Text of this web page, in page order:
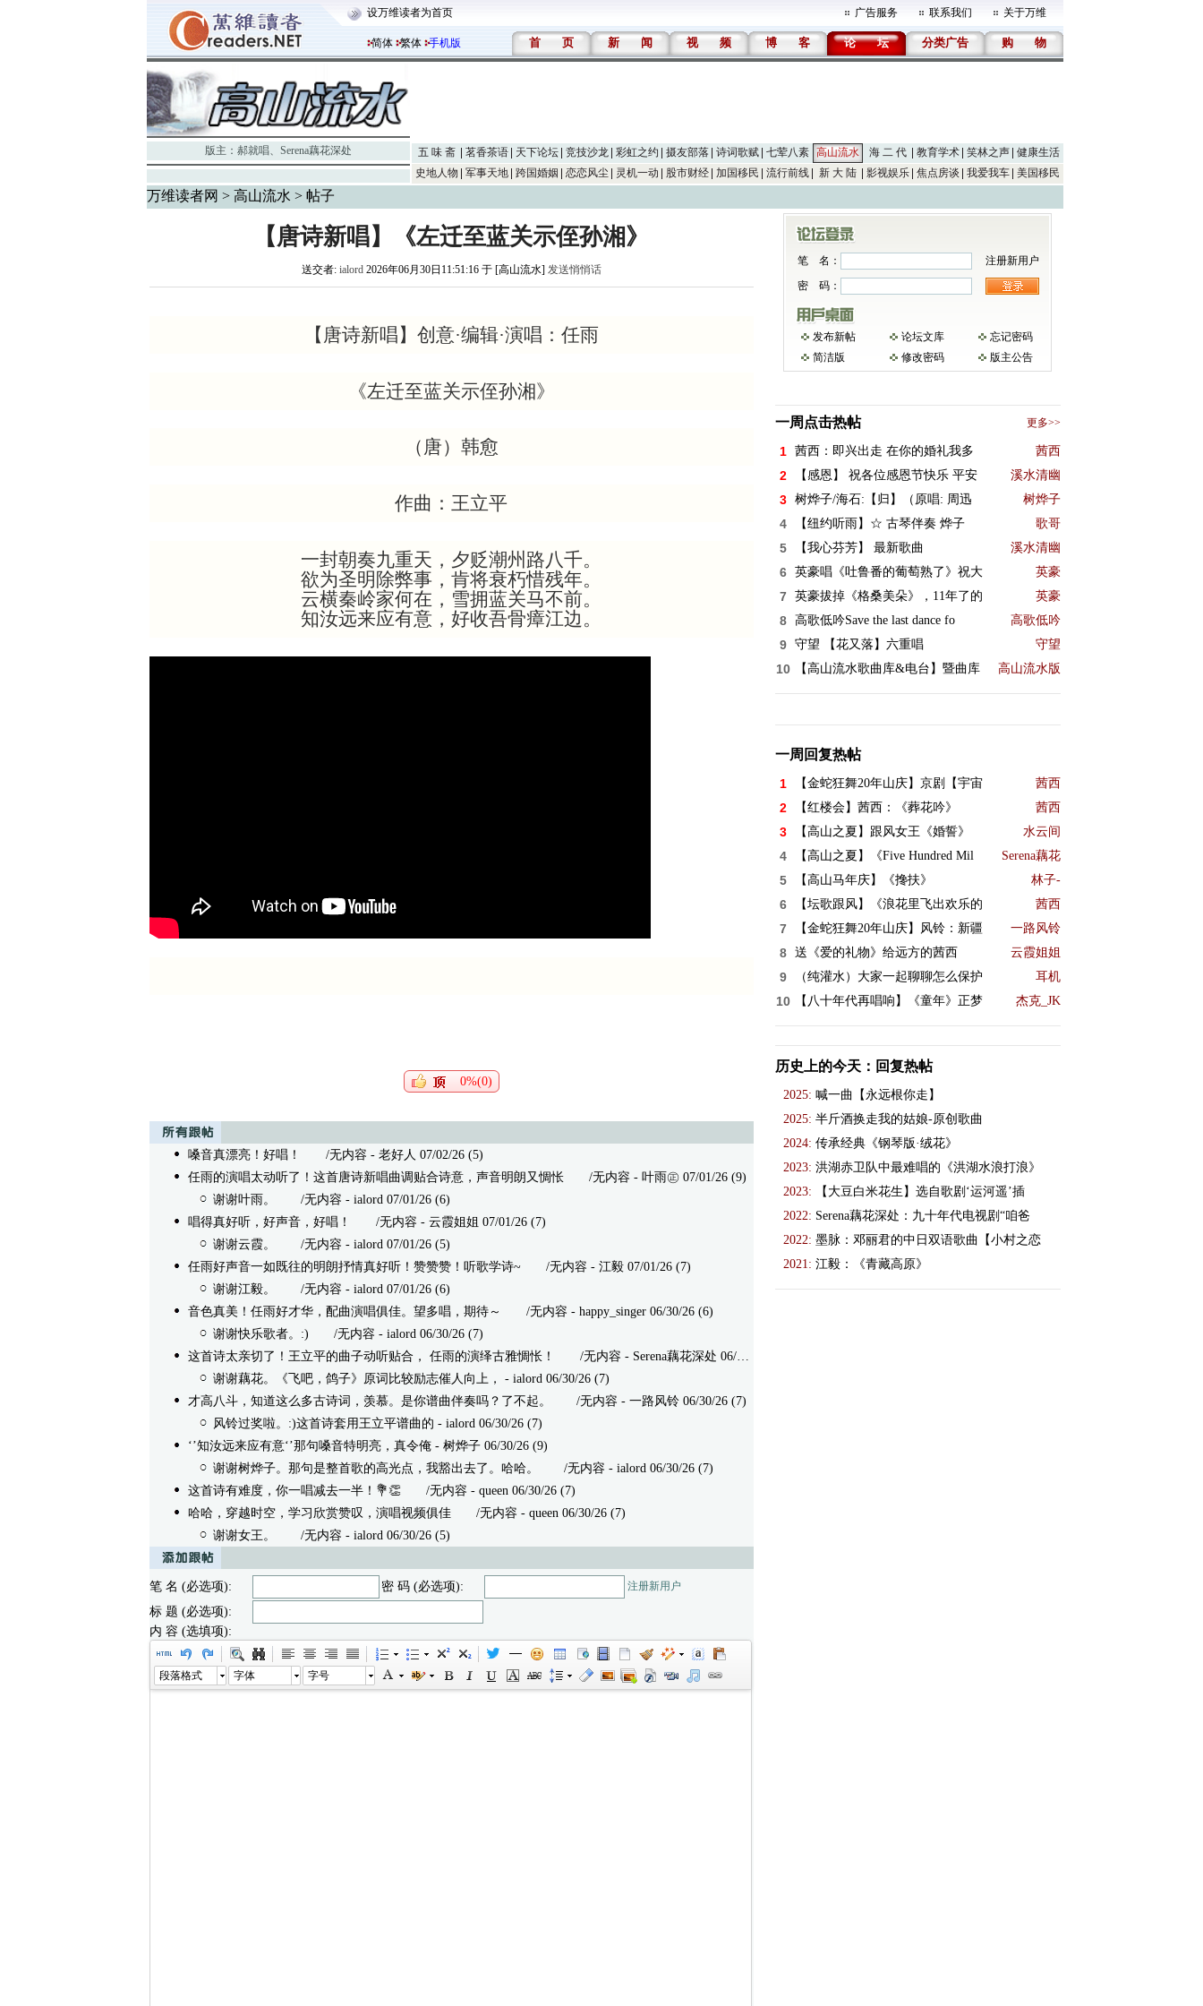
设万维读者为首页 广告服务 联系我们 关于万维
简体 繁体 手机版 首 页 新 闻 视 频 博 客 论 坛 分类广告 购 物
版主： 郝就唱、 Serena藕花深处 五 味 斋 茗香茶语 天下论坛 竞技沙龙 彩虹之约 摄友部落 诗词歌赋 七荤八素 高山流水 海 二 代 教育学术 笑林之声
健康生活
史地人物
军事天地 跨国婚姻 恋恋风尘 灵机一动 股市财经 加国移民 流行前线 新 大 陆 影视娱乐 焦点房谈 我爱我车 美国移民
万维读者网 > 高山流水 > 帖子
【唐诗新唱】《左迁至蓝关示侄孙湘》
送交者: ialord2026年06月30日11:51:16 于 [高山流水] 发送悄悄话
【唐诗新唱】创意·编辑·演唱：任雨
《左迁至蓝关示侄孙湘》
（唐）韩愈
作曲：王立平
一封朝奏九重天，夕贬潮州路八千。
欲为圣明除弊事，肯将衰朽惜残年。
云横秦岭家何在，雪拥蓝关马不前。
知汝远来应有意，好收吾骨瘴江边。
0%(0)
嗓音真漂亮！好唱！
/无内容 - 老好人 07/02/26 (5)
任雨的演唱太动听了！这首唐诗新唱曲调贴合诗意，声音明朗又惆怅/无内容 - 叶雨㊣ 07/01/26 (9)
谢谢叶雨。
/无内容 - ialord 07/01/26 (6)
唱得真好听，好声音，好唱！
/无内容 - 云霞姐姐 07/01/26 (7)
谢谢云霞。
/无内容 - ialord 07/01/26 (5)
任雨好声音一如既往的明朗抒情真好听！赞赞赞！听歌学诗~/无内容 - 江毅 07/01/26 (7)
谢谢江毅。
/无内容 - ialord 07/01/26 (6)
音色真美！任雨好才华，配曲演唱俱佳。望多唱，期待～
/无内容 - happy_singer 06/30/26 (6)
谢谢快乐歌者。:) /无内容 - ialord 06/30/26 (7)
这首诗太亲切了！王立平的曲子动听贴合， 任雨的演绎古雅惆怅！
/无内容 - Serena藕花深处 06/30/26 (7)
谢谢藕花。《飞吧，鸽子》原词比较励志催人向上，
- ialord 06/30/26 (7)
才高八斗，知道这么多古诗词，羡慕。是你谱曲伴奏吗？了不起。
/无内容 - 一路风铃 06/30/26 (7)
风铃过奖啦。:)这首诗套用王立平谱曲的 - ialord 06/30/26 (7)
‘’知汝远来应有意‘’那句嗓音特明亮，真令俺- 树烨子 06/30/26 (9)
谢谢树烨子。那句是整首歌的高光点，我豁出去了。哈哈。
/无内容 - ialord 06/30/26 (7)
这首诗有难度，你一唱减去一半！💐👏/无内容 - queen 06/30/26 (7)
哈哈，穿越时空，学习欣赏赞叹，演唱视频俱佳/无内容 - queen 06/30/26 (7)
谢谢女王。
/无内容 - ialord 06/30/26 (5)
笔 名 (必选项): 密 码 (必选项): 注册新用户
标 题 (必选项):
内 容 (选填项):
段落格式 字体 字号
笔 名：
注册新用户
密 码：
发布新帖 论坛文库
忘记密码
简洁版
修改密码 版主公告
一周点击热帖 更多>>
1 茜西：即兴出走 在你的婚礼我多 茜西
2 【感恩】 祝各位感恩节快乐 平安 溪水清幽
3 树烨子/海石:【归】（原唱: 周迅 树烨子
4 【纽约听雨】☆ 古琴伴奏 烨子 歌哥
5 【我心芬芳】 最新歌曲 溪水清幽
6 英豪唱《吐鲁番的葡萄熟了》祝大 英豪
7 英豪拔掉《格桑美朵》，11年了的 英豪
8 高歌低吟Save the last dance fo 高歌低吟
9 守望 【花又落】六重唱 守望
10 【高山流水歌曲库&电台】暨曲库 高山流水版
一周回复热帖
1 【金蛇狂舞20年山庆】京剧【宇宙 茜西
2 【红楼会】茜西：《葬花吟》 茜西
3 【高山之夏】跟风女王《婚誓》 水云间
4 【高山之夏】《Five Hundred Mil Serena藕花
5 【高山马年庆】《搀扶》 林子-
6 【坛歌跟风】《浪花里飞出欢乐的 茜西
7 【金蛇狂舞20年山庆】风铃：新疆 一路风铃
8 送《爱的礼物》给远方的茜西 云霞姐姐
9 （纯灌水）大家一起聊聊怎么保护 耳机
10 【八十年代再唱响】《童年》正梦 杰克_JK
历史上的今天：回复热帖
2025: 喊一曲【永远根你走】
2025: 半斤酒换走我的姑娘-原创歌曲
2024: 传承经典《钢琴版·绒花》
2023: 洪湖赤卫队中最难唱的《洪湖水浪打浪》
2023:
【大豆白米花生】选自歌剧‘运河遥’插
2022: Serena藕花深处：九十年代电视剧“咱爸
2022: 墨脉：邓丽君的中日双语歌曲【小村之恋
2021: 江毅：《青藏高原》